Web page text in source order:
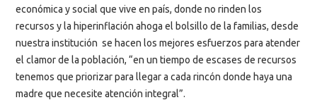
económica y social que vive en país, donde no rinden los
recursos y la hiperinflación ahoga el bolsillo de la familias, desde
nuestra institución se hacen los mejores esfuerzos para atender
el clamor de la población, “en un tiempo de escases de recursos
tenemos que priorizar para llegar a cada rincón donde haya una
madre que necesite atención integral”.